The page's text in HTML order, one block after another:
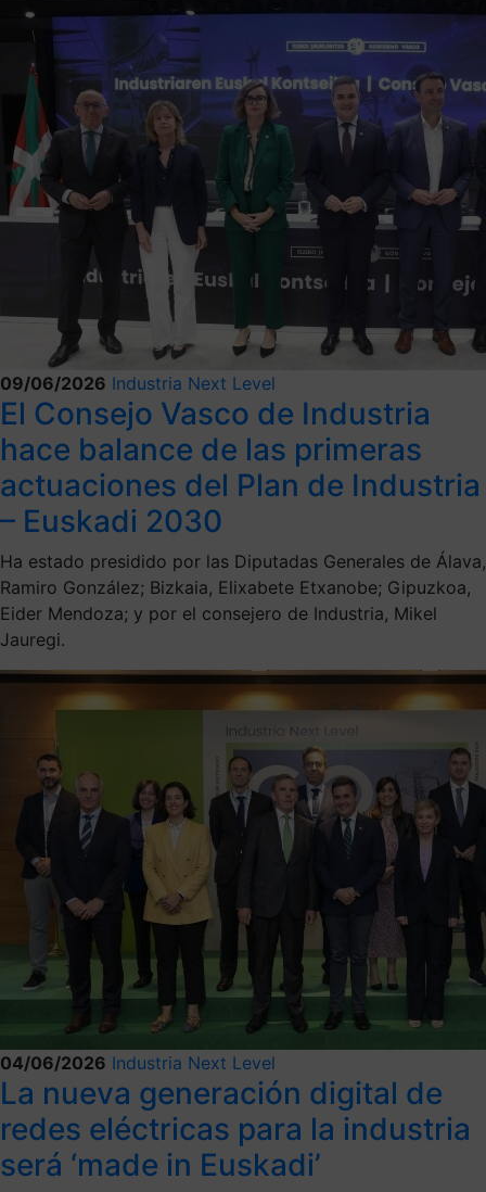
09/06/2026 Industria Next Level
El Consejo Vasco de Industria
hace balance de las primeras
actuaciones del Plan de Industria
– Euskadi 2030
Ha estado presidido por las Diputadas Generales de Álava,
Ramiro González; Bizkaia, Elixabete Etxanobe; Gipuzkoa,
Eider Mendoza; y por el consejero de Industria, Mikel
Jauregi.
04/06/2026 Industria Next Level
La nueva generación digital de
redes eléctricas para la industria
será ‘made in Euskadi’